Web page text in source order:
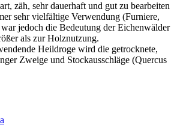
zäh, sehr dauerhaft und gut zu bearbeiten
sehr vielfältige Verwendung (Furniere,
jedoch die Bedeutung der Eichenwälder
als zur Holznutzung.
Heildroge wird die getrocknete,
Zweige und Stockausschläge (Quercus